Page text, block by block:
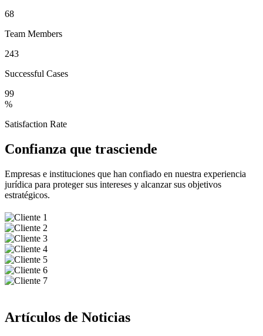
68
Team Members
243
Successful Cases
99
%
Satisfaction Rate
Confianza que trasciende
Empresas e instituciones que han confiado en nuestra experiencia
jurídica para proteger sus intereses y alcanzar sus objetivos
estratégicos.
Artículos de Noticias